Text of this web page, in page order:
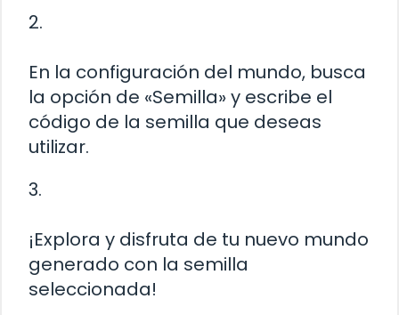
2.
En la configuración del mundo, busca
la opción de «Semilla» y escribe el
código de la semilla que deseas
utilizar.
3.
¡Explora y disfruta de tu nuevo mundo
generado con la semilla
seleccionada!